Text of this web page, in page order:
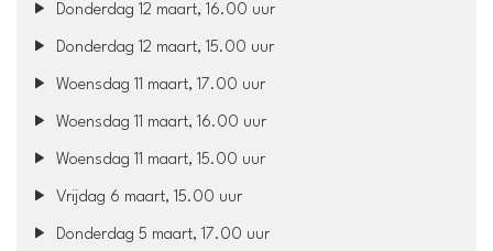
Donderdag 12 maart, 16.00 uur
Donderdag 12 maart, 15.00 uur
Woensdag 11 maart, 17.00 uur
Woensdag 11 maart, 16.00 uur
Woensdag 11 maart, 15.00 uur
Vrijdag 6 maart, 15.00 uur
Donderdag 5 maart, 17.00 uur